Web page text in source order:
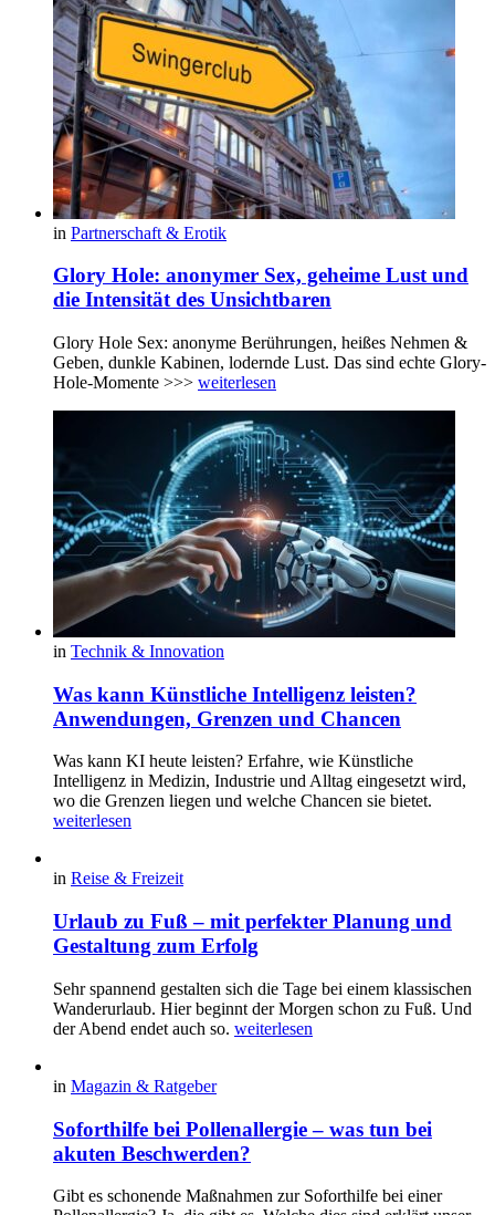
in Partnerschaft & Erotik
Glory Hole: anonymer Sex, geheime Lust und
die Intensität des Unsichtbaren
Glory Hole Sex: anonyme Berührungen, heißes Nehmen &
Geben, dunkle Kabinen, lodernde Lust. Das sind echte Glory-
Hole-Momente >>> weiterlesen
in Technik & Innovation
Was kann Künstliche Intelligenz leisten?
Anwendungen, Grenzen und Chancen
Was kann KI heute leisten? Erfahre, wie Künstliche
Intelligenz in Medizin, Industrie und Alltag eingesetzt wird,
wo die Grenzen liegen und welche Chancen sie bietet.
weiterlesen
in Reise & Freizeit
Urlaub zu Fuß – mit perfekter Planung und
Gestaltung zum Erfolg
Sehr spannend gestalten sich die Tage bei einem klassischen
Wanderurlaub. Hier beginnt der Morgen schon zu Fuß. Und
der Abend endet auch so. weiterlesen
in Magazin & Ratgeber
Soforthilfe bei Pollenallergie – was tun bei
akuten Beschwerden?
Gibt es schonende Maßnahmen zur Soforthilfe bei einer